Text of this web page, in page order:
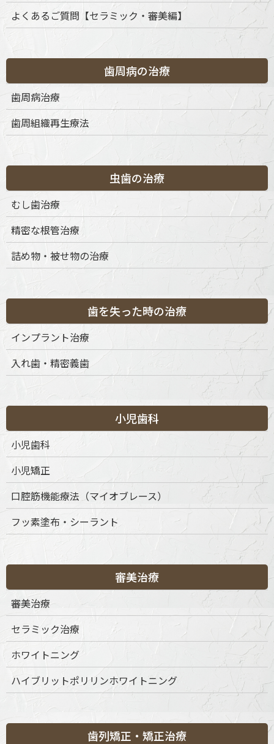
〒151-0063 東京都渋谷区富ケ谷1丁目51-4 代々木八幡メディカ
ルモール4階
ご予約・お問合せ：03-6456-8020
インターネット予約：こちらをクリック
祝
9:30-13:30
◎ ◎ ◎ ◎ ◎ ◎ ◎
◎
◎ ◎ ◎
※休診日：不定休
よくあるご質問【セラミック・審美編】
歯周病の治療
歯周病治療
歯周組織再生療法
虫歯の治療
むし歯治療
精密な根管治療
詰め物・被せ物の治療
歯を失った時の治療
インプラント治療
入れ歯・精密義歯
小児歯科
小児歯科
小児矯正
口腔筋機能療法（マイオブレース）
フッ素塗布・シーラント
審美治療
審美治療
セラミック治療
ホワイトニング
ハイブリットポリリンホワイトニング
歯列矯正・矯正治療